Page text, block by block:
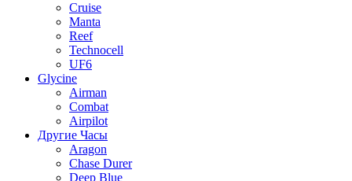
Cruise
Manta
Reef
Technocell
UF6
Glycine
Airman
Combat
Airpilot
Другие Часы
Aragon
Chase Durer
Deep Blue